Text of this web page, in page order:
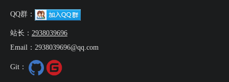
QQ群：
站长： 2938039696
Email：2938039696@qq.com
Git：